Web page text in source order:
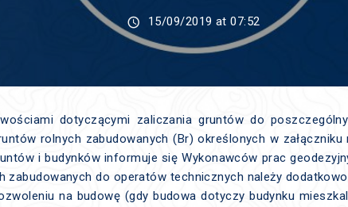
15/09/2019 at 07:52
dotyczącymi zaliczania gruntów do
rolnych zabudowanych (Br) określonych w załączniku
i budynków informuje się Wykonawców prac
zabudowanych do operatów technicznych należy dodatkowo
na budowę (gdy budowa dotyczy budynku